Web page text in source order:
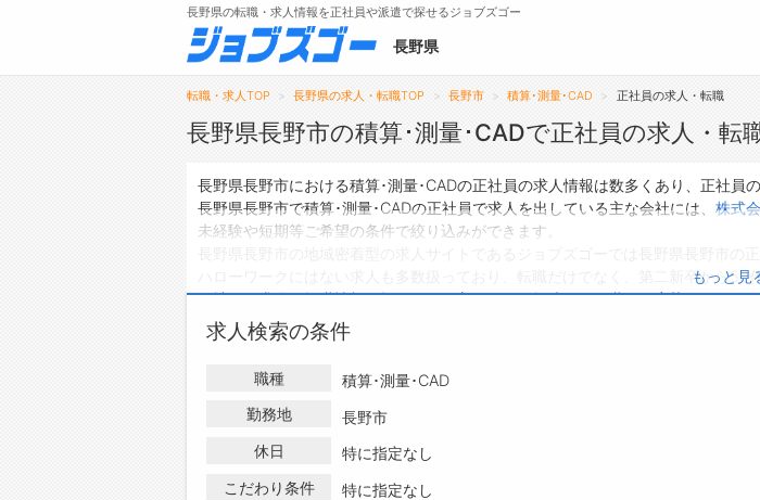
メニュー
トップ
長野県の求人検索で選ばれる理由
転職支援サービスについて
長野県の転職・求人情報を正社員や派遣で探せるジョブズゴー
長野県
転職・求人TOP 長野県の求人・転職TOP 長野市 積算･測量･CAD 正社員の求人・転職
長野県長野市の積算･測量･CADで正社員の求人・転
長野県長野市における積算･測量･CADの正社員の求人情報は数多くあり、正社員
長野県長野市で積算･測量･CADの正社員で求人を出している主な会社には、 株式
未経験や短期等ご希望の条件で絞り込みができます。
ハローワークにはない求人も多数扱っており、転職だけでなく、第二新卒から
正社員の求人・転職情報を探している方は、ぜひ興味のある職種に応募してみて
もっと見
求人検索の条件
職種
積算･測量･CAD
勤務地
長野市
休日
特に指定なし
こだわり条件
特に指定なし